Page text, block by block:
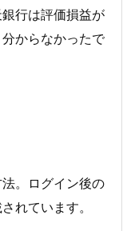
行は評価損益が
からなかったで
。ログイン後の
れています。